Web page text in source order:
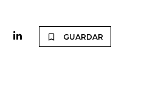
GUARDAR